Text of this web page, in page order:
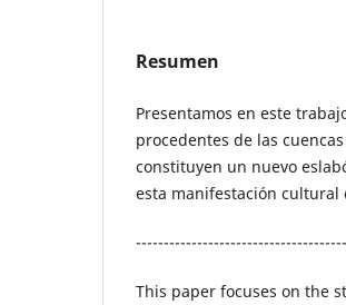
Resumen
Presentamos en este
procedentes de las
constituyen un nuevo
esta manifestación cultural
This paper focuses on the